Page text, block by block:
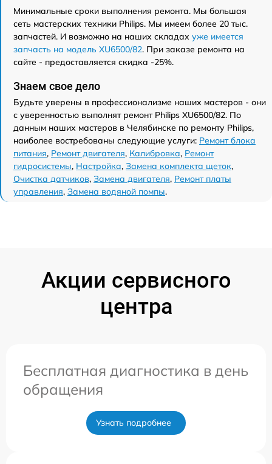
Минимальные сроки выполнения ремонта. Мы большая
сеть мастерских техники Philips. Мы имеем более 20 тыс.
запчастей. И возможно на наших складах уже имеется
запчасть на модель XU6500/82. При заказе ремонта на
сайте - предоставляется скидка -25%.
Знаем свое дело
Будьте уверены в профессионализме наших мастеров - они
с уверенностью выполнят ремонт Philips XU6500/82. По
данным наших мастеров в Челябинске по ремонту Philips,
наиболее востребованы следующие услуги: Ремонт блока
питания, Ремонт двигателя, Калибровка, Ремонт
гидросистемы, Настройка, Замена комплекта щеток,
Очистка датчиков, Замена двигателя, Ремонт платы
управления, Замена водяной помпы.
Акции сервисного
центра
Бесплатная диагностика в день
обращения
Узнать подробнее